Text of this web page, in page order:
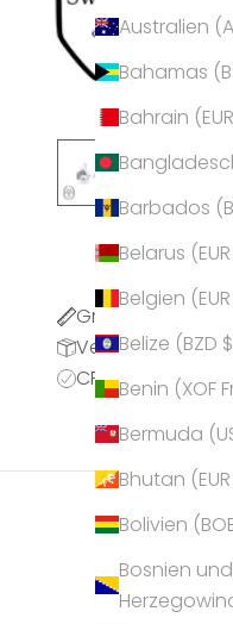
Australien
Bahamas
Bahrain
Barbados
Belarus
Belgien
Belize (BZD
Benin (XOF
Bermuda
Bhutan
Bolivien
Bosnien und
Größentabelle
CPQ